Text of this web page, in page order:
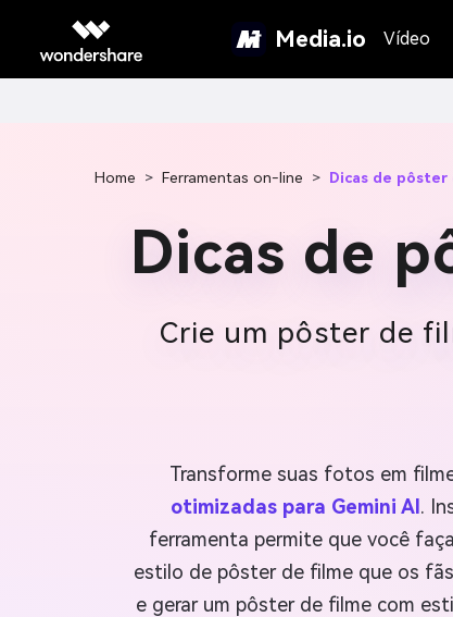
Media.io Vídeo
Home > Ferramentas on-line > Dicas de pôster
Dicas de
Crie um pôster de
Transforme suas fotos em
otimizadas para Gemini AI .
ferramenta permite que você
estilo de pôster de filme que os
e gerar um pôster de filme com